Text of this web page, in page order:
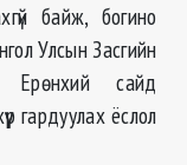
байж, богино
Улсын Засгийн
Ерөнхий сайд
гардуулах ёслол